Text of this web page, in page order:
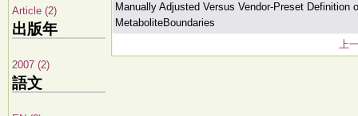
Article (2)
出版年
2007 (2)
語文
Manually Adjusted Versus Vendor-Preset Definition
MetaboliteBoundaries
上